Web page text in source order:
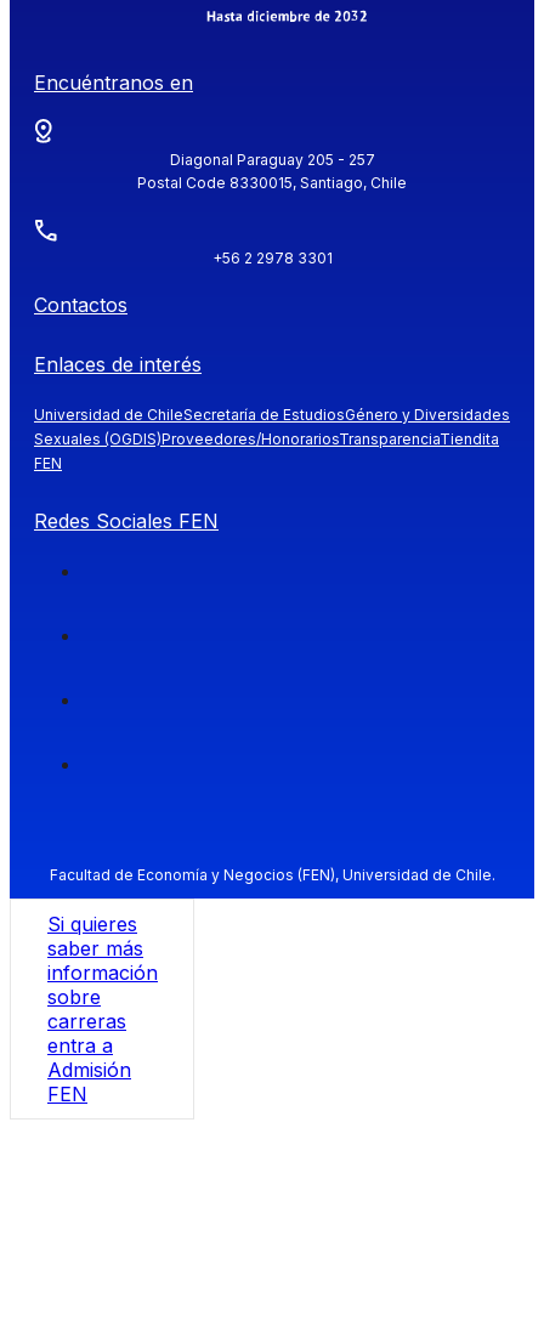
Encuéntranos en
Diagonal Paraguay 205 - 257
Postal Code 8330015, Santiago, Chile
+56 2 2978 3301
Contactos
Enlaces de interés
Universidad de ChileSecretaría de EstudiosGénero y Diversidades
Sexuales (OGDIS)Proveedores/HonorariosTransparenciaTiendita
FEN
Redes Sociales FEN
Facultad de Economía y Negocios (FEN), Universidad de Chile.
Si quieres
saber más
información
sobre
carreras
entra a
Admisión
FEN